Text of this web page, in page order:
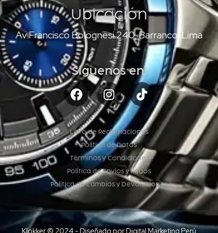
Ubicación
Av Francisco Bolognesi 240, Barranco, Lima
Síguenos en:
Libro de Reclamaciones
Política de Datos
Términos y Condiciones
Política de Envíos y Pagos
Política de Cambios y Devoluciones